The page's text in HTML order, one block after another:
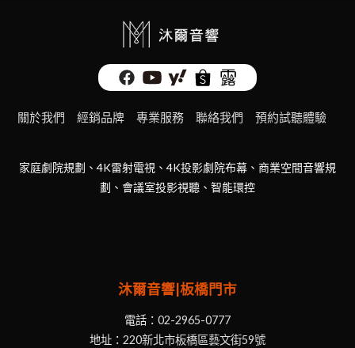
關於我們 經銷品牌 專業服務 聯絡我們 預約試聽體驗
家庭劇院規劃、4K雷射電視、4K投影劇院布幕、商業空間音響規
劃、會議室投影視聽、智能環控
沐爾音響|板橋門市
電話： 02-2965-0777
地址： 220新北市板橋區藝文街59號